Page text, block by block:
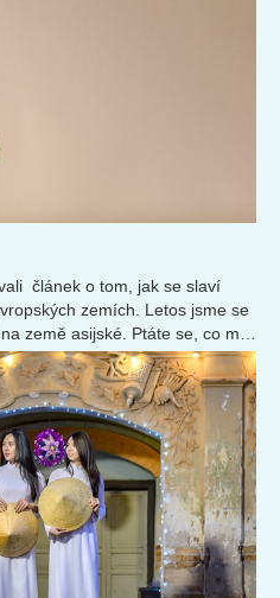
článek o tom, jak se slaví
zemích. Letos jsme se
země asijské. Ptáte se, co má